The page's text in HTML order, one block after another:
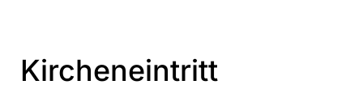
Kircheneintritt